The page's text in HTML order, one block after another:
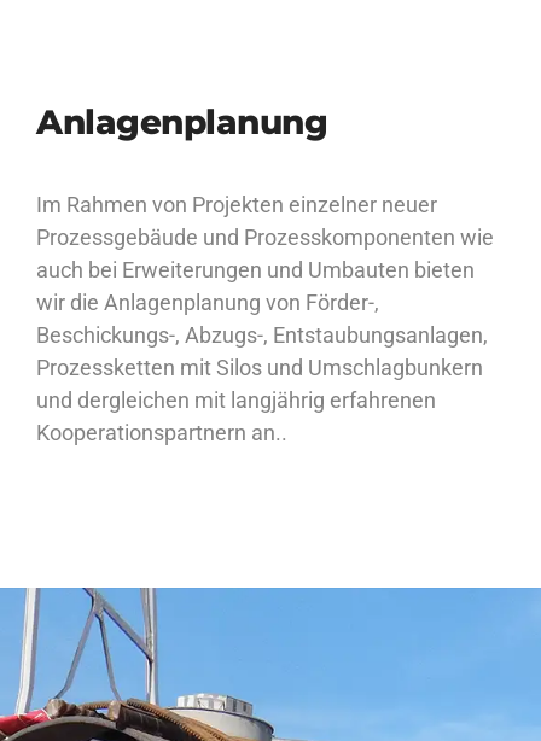
Anlagenplanung
Im Rahmen von Projekten einzelner neuer
Prozessgebäude und Prozesskomponenten wie
auch bei Erweiterungen und Umbauten bieten
wir die Anlagenplanung von Förder-,
Beschickungs-, Abzugs-, Entstaubungsanlagen,
Prozessketten mit Silos und Umschlagbunkern
und dergleichen mit langjährig erfahrenen
Kooperationspartnern an..